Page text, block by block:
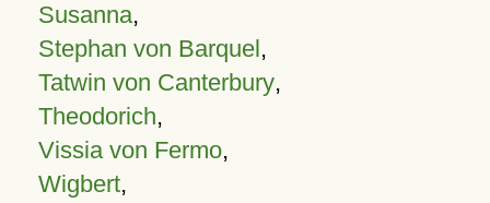
Susanna,
Stephan von Barquel,
Tatwin von Canterbury,
Theodorich,
Vissia von Fermo,
Wigbert,